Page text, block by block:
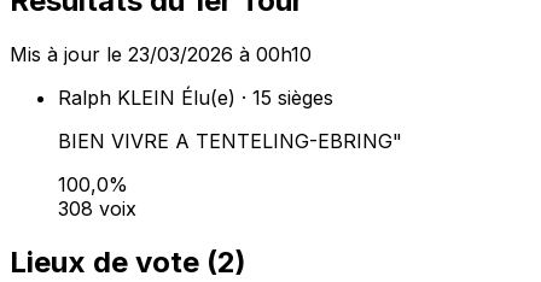
Mis à jour le 23/03/2026 à 00h10
Ralph KLEIN Élu(e) · 15 sièges
BIEN VIVRE A TENTELING-EBRING"
100,0%
308 voix
Lieux de vote (2)